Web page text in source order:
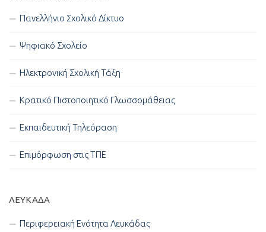
Πανελλήνιο Σχολικό Δίκτυο
Ψηφιακό Σχολείο
Ηλεκτρονική Σχολική Τάξη
Κρατικό Πιστοποιητικό Γλωσσομάθειας
Εκπαιδευτική Τηλεόραση
Επιμόρφωση στις ΤΠΕ
ΛΕΥΚΑΔΑ
Περιφερειακή Ενότητα Λευκάδας